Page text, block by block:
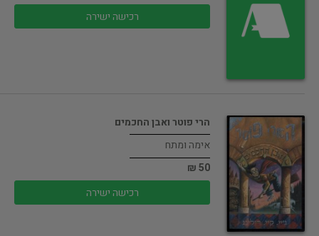
רכישה ישירה
הרי פוטר ואבן החכמים
אימה ומתח
50 ₪
רכישה ישירה